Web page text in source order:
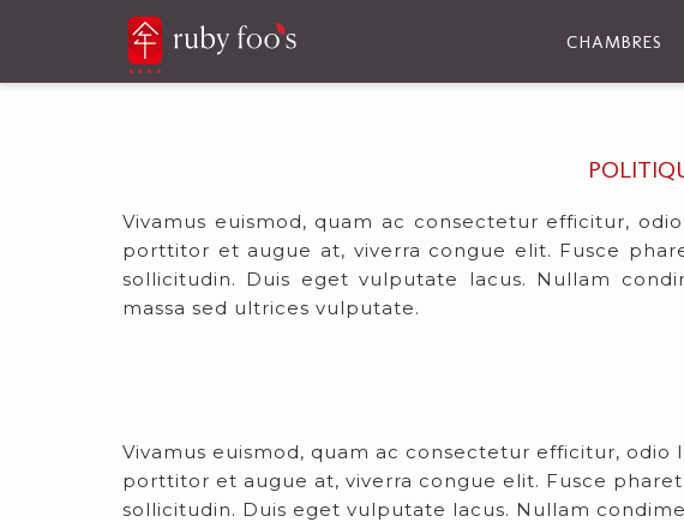
CHAMBRES
Vivamus euismod, quam ac consectetur efficitur,
porttitor et augue at, viverra congue elit. Fusce
sollicitudin. Duis eget vulputate lacus. Nullam
massa sed ultrices vulputate.
Vivamus euismod, quam ac consectetur efficitur,
porttitor et augue at, viverra congue elit. Fusce
sollicitudin. Duis eget vulputate lacus. Nullam